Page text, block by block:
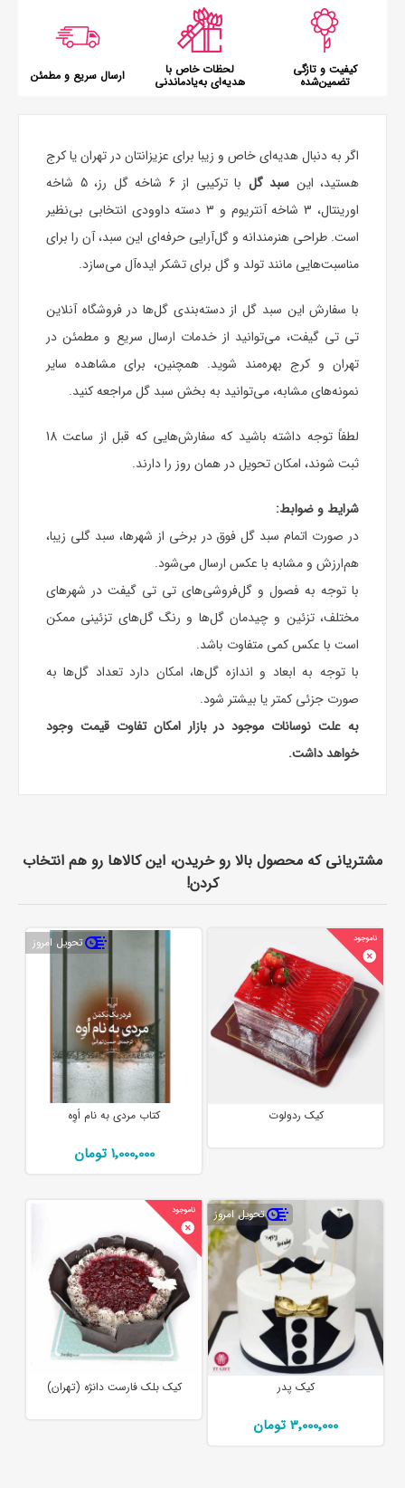
کیفیت و تازگی
تضمین‌شده
لحظات خاص با
هدیه‌ای به‌یادماندنی ارسال سریع و مطمئن
اگر به دنبال هدیه‌ای خاص و زیبا برای عزیزانتان در تهران یا کرج
هستید، این سبد گل
با ترکیبی از 6 شاخه گل رز، 5 شاخه
اورینتال، 3 شاخه آنتریوم و 3 دسته داوودی انتخابی بی‌نظیر
است. طراحی هنرمندانه و گل‌آرایی حرفه‌ای این سبد، آن را برای
مناسبت‌هایی مانند تولد و گل برای تشکر ایده‌آل می‌سازد.
با سفارش این سبد گلاز دسته‌بندی گل‌ها در فروشگاه آنلاین
تی تی گیفت، می‌توانید از خدمات ارسال سریع و مطمئن در
تهران و کرج بهره‌مند شوید. همچنین، برای مشاهده سایر
نمونه‌های مشابه، می‌توانید به بخش سبد گل مراجعه کنید.
لطفاً توجه داشته باشید که سفارش‌هایی که قبل از ساعت 18
ثبت شوند، امکان تحویل در همان روز را دارند.
شرایط و ضوابط:
در صورت اتمام سبد گل فوق در برخی از شهرها، سبد گلی زیبا،
هم‌ارزش و مشابه با عکس ارسال می‌شود.
با توجه به فصول و گل‌فروشی‌های تی تی گیفت در شهرهای
مختلف، تزئین و چیدمان گل‌ها و رنگ گل‌های تزئینی ممکن
است با عکس کمی متفاوت باشد.
با توجه به ابعاد و اندازه گل‌ها، امکان دارد تعداد گل‌ها به
صورت جزئی کمتر یا بیشتر شود.
به علت نوسانات موجود در بازار امکان تفاوت قیمت وجود
خواهد داشت.
مشتریانی که محصول بالا رو خریدن، این کالاها رو هم انتخاب
کردن!
کیک ردولوت
تحویل امروز
کتاب مردی به نام اُوِه
1٬000٬000 تومان
تحویل امروز
کیک پدر
3٬000٬000 تومان
کیک بلک فارست دانژه (تهران)